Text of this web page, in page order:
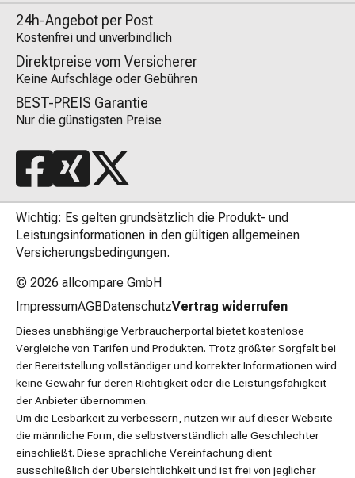
24h-Angebot per Post
Kostenfrei und unverbindlich
Direktpreise vom Versicherer
Keine Aufschläge oder Gebühren
BEST-PREIS Garantie
Nur die günstigsten Preise
Wichtig: Es gelten grundsätzlich die Produkt- und
Leistungsinformationen in den gültigen allgemeinen
Versicherungsbedingungen.
© 2026 allcompare GmbH
ImpressumAGBDatenschutzVertrag widerrufen
Dieses unabhängige Verbraucherportal bietet kostenlose
Vergleiche von Tarifen und Produkten. Trotz größter Sorgfalt bei
der Bereitstellung vollständiger und korrekter Informationen wird
keine Gewähr für deren Richtigkeit oder die Leistungsfähigkeit
der Anbieter übernommen.
Um die Lesbarkeit zu verbessern, nutzen wir auf dieser Website
die männliche Form, die selbstverständlich alle Geschlechter
einschließt. Diese sprachliche Vereinfachung dient
ausschließlich der Übersichtlichkeit und ist frei von jeglicher